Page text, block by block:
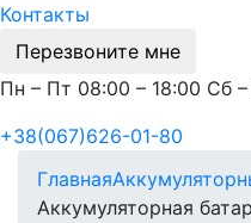
Контакты
Перезвоните мне
Пн – Пт 08:00 – 18:00 Сб
+38(067)626-01-80
Главная
Аккумуляторная